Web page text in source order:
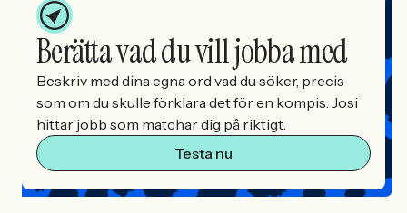
Berätta vad du vill jobba med
Beskriv med dina egna ord vad du söker, precis
som om du skulle förklara det för en kompis. Josi
hittar jobb som matchar dig på riktigt.
Testa nu